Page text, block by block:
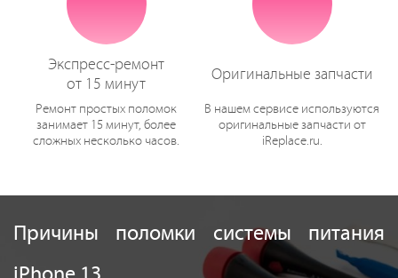
Экспресс-ремонт
от 15 минут
Ремонт простых поломок
занимает 15 минут, более
сложных несколько часов.
Оригинальные запчасти
В нашем сервисе используются
оригинальные запчасти от
iReplace.ru.
Причины поломки системы питания